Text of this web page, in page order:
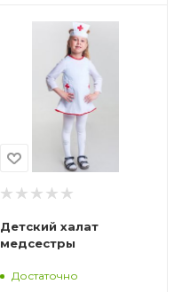
Детский халат
медсестры
Достаточно